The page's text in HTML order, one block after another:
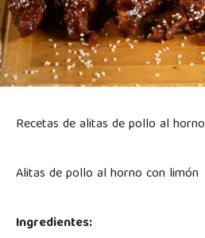
Recetas de alitas de pollo al horno
Alitas de pollo al horno con limón
Ingredientes: